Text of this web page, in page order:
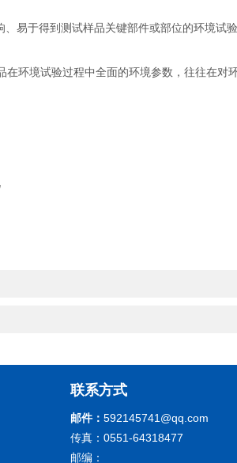
于得到测试样品关键部件或部位的环境试
境试验过程中全面的环境参数，往往在对
联系方式
邮件： 592145741@qq.com
传真：0551-64318477
邮编：